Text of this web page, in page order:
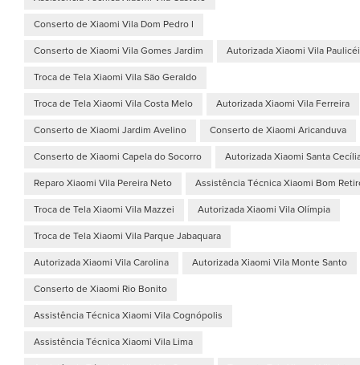
Conserto de Xiaomi Vila Dom Pedro I
Conserto de Xiaomi Vila Gomes Jardim Autorizada Xiaomi Vila
Troca de Tela Xiaomi Vila São Geraldo
Troca de Tela Xiaomi Vila Costa Melo Autorizada Xiaomi Vila Ferreira
Conserto de Xiaomi Jardim Avelino Conserto de Xiaomi Aricanduva
Conserto de Xiaomi Capela do Socorro Autorizada Xiaomi Santa
Reparo Xiaomi Vila Pereira Neto Assistência Técnica Xiaomi Bom
Troca de Tela Xiaomi Vila Mazzei Autorizada Xiaomi Vila Olímpia
Troca de Tela Xiaomi Vila Parque Jabaquara
Autorizada Xiaomi Vila Carolina Autorizada Xiaomi Vila Monte Santo
Conserto de Xiaomi Rio Bonito
Assistência Técnica Xiaomi Vila Cognópolis
Assistência Técnica Xiaomi Vila Lima